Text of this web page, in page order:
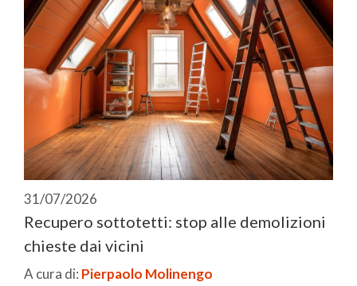
31/07/2026
Recupero sottotetti: stop alle demolizioni
chieste dai vicini
A cura di: Pierpaolo Molinengo